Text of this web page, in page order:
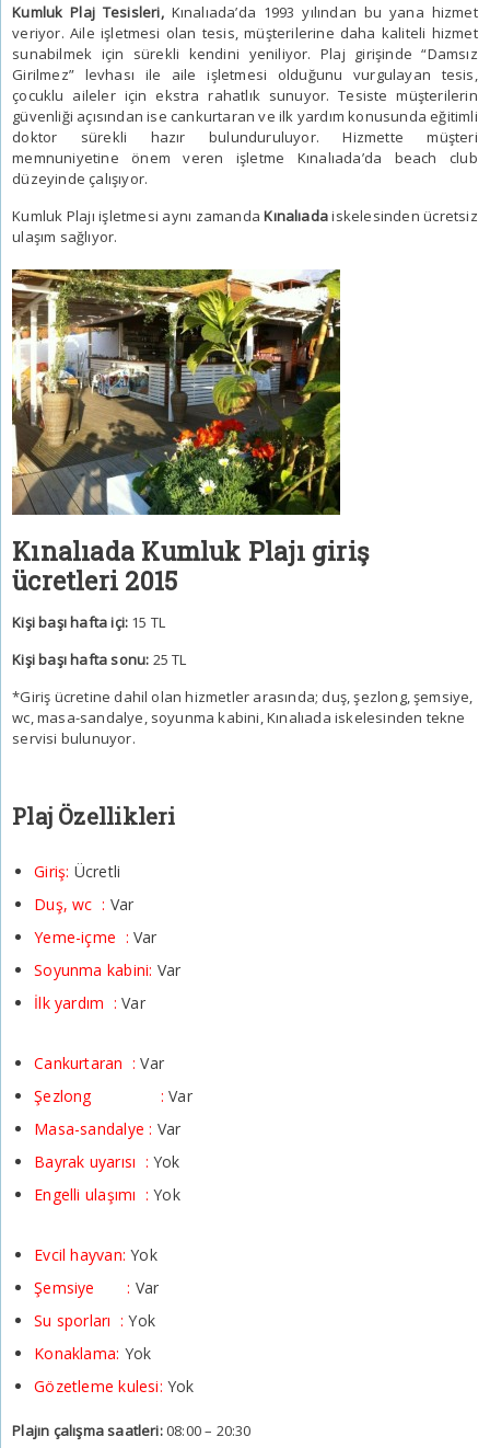
Kumluk Plaj Tesisleri,Kınalıada’da 1993 yılından bu yana hizmet
veriyor. Aile işletmesi olan tesis, müşterilerine daha kaliteli hizmet
sunabilmek için sürekli kendini yeniliyor. Plaj girişinde “Damsız
Girilmez” levhası ile aile işletmesi olduğunu vurgulayan tesis,
çocuklu aileler için ekstra rahatlık sunuyor. Tesiste müşterilerin
güvenliği açısından ise cankurtaran ve ilk yardım konusunda eğitimli
doktor sürekli hazır bulunduruluyor. Hizmette müşteri
memnuniyetine önem veren işletme Kınalıada’da beach club
düzeyinde çalışıyor.
Kumluk Plajı işletmesi aynı zamandaKınalıadaiskelesinden ücretsiz
ulaşım sağlıyor.
Kınalıada Kumluk Plajı giriş
ücretleri 2015
Kişi başı hafta içi: 15 TL
Kişi başı hafta sonu: 25 TL
*Giriş ücretine dahil olan hizmetler arasında; duş, şezlong, şemsiye,
wc, masa-sandalye, soyunma kabini, Kınalıada iskelesinden tekne
servisi bulunuyor.
Plaj Özellikleri
Giriş: Ücretli
Duş, wc : Var
Yeme-içme : Var
Soyunma kabini: Var
İlk yardım : Var
Cankurtaran : Var
Şezlong : Var
Masa-sandalye : Var
Bayrak uyarısı : Yok
Engelli ulaşımı : Yok
Evcil hayvan: Yok
Şemsiye : Var
Su sporları : Yok
Konaklama: Yok
Gözetleme kulesi: Yok
Plajın çalışma saatleri:08:00 – 20:30